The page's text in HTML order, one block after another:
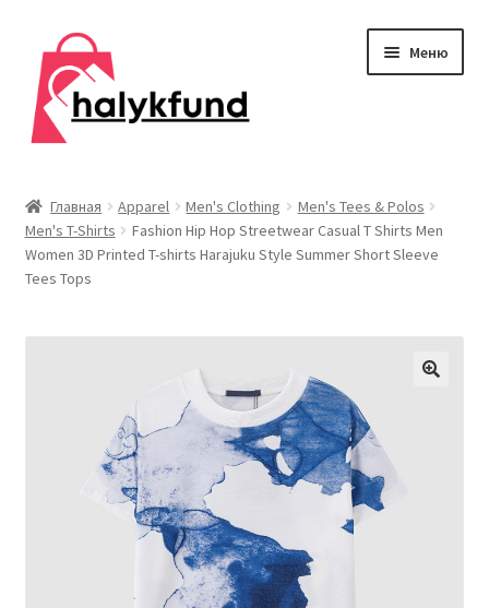
Перейти
навигации
Перейти
содержимому
Меню
меню
Главная
Главная Apparel Men's Clothing
Men's Tees & Polos
Men's T-Shirts
Fashion Hip Hop Streetwear Casual T Shirts Men
Women 3D Printed T-shirts Harajuku Style Summer Short Sleeve
Tees Tops